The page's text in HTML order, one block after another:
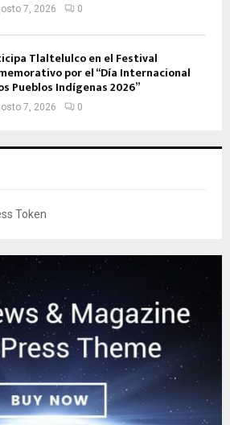
7, 2026 0
Tlaltelulco en el Festival
por el “Día Internacional
Pueblos Indígenas 2026”
7, 2026 0
Token